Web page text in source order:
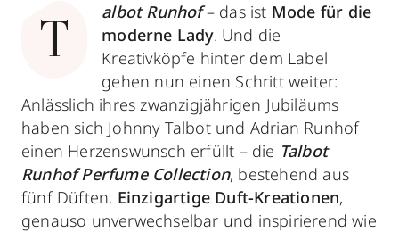
T
albot Runhof – das ist Mode für die
moderne Lady. Und die
Kreativköpfe hinter dem Label
gehen nun einen Schritt weiter:
Anlässlich ihres zwanzigjährigen Jubiläums
haben sich Johnny Talbot und Adrian Runhof
einen Herzenswunsch erfüllt – die Talbot
Runhof Perfume Collection, bestehend aus
fünf Düften. Einzigartige Duft-Kreationen,
genauso unverwechselbar und inspirierend wie